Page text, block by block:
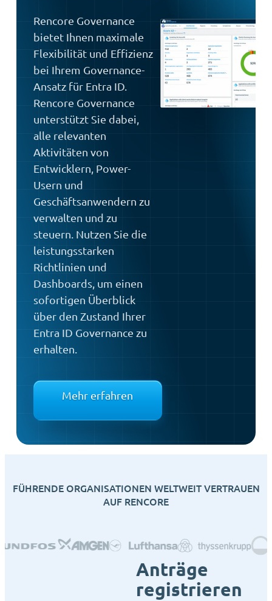
Rencore Governance
bietet Ihnen maximale
Flexibilität und Effizienz
bei Ihrem Governance-
Ansatz für Entra ID.
Rencore Governance
unterstützt Sie dabei,
alle relevanten
Aktivitäten von
Entwicklern, Power-
Usern und
Geschäftsanwendern zu
verwalten und zu
steuern. Nutzen Sie die
leistungsstarken
Richtlinien und
Dashboards, um einen
sofortigen Überblick
über den Zustand Ihrer
Entra ID Governance zu
erhalten.
Mehr erfahren
FÜHRENDE ORGANISATIONEN WELTWEIT VERTRAUEN
AUF RENCORE
Anträge
registrieren